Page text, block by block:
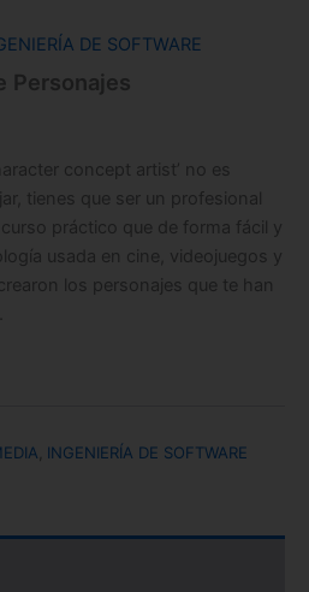
DE SOFTWARE
Personajes
concept artist’ no es
tienes que ser un profesional
práctico que de forma fácil y
usada en cine, videojuegos y
los personajes que te han
INGENIERÍA DE SOFTWARE